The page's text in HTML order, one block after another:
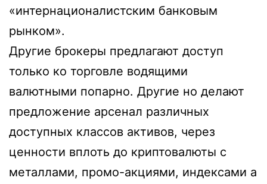
«интернационалистским банковым
рынком».
Другие брокеры предлагают доступ
только ко торговле водящими
валютными попарно. Другие но делают
предложение арсенал различных
доступных классов активов, через
ценности вплоть до криптовалюты с
металлами, промо-акциями, индексами а